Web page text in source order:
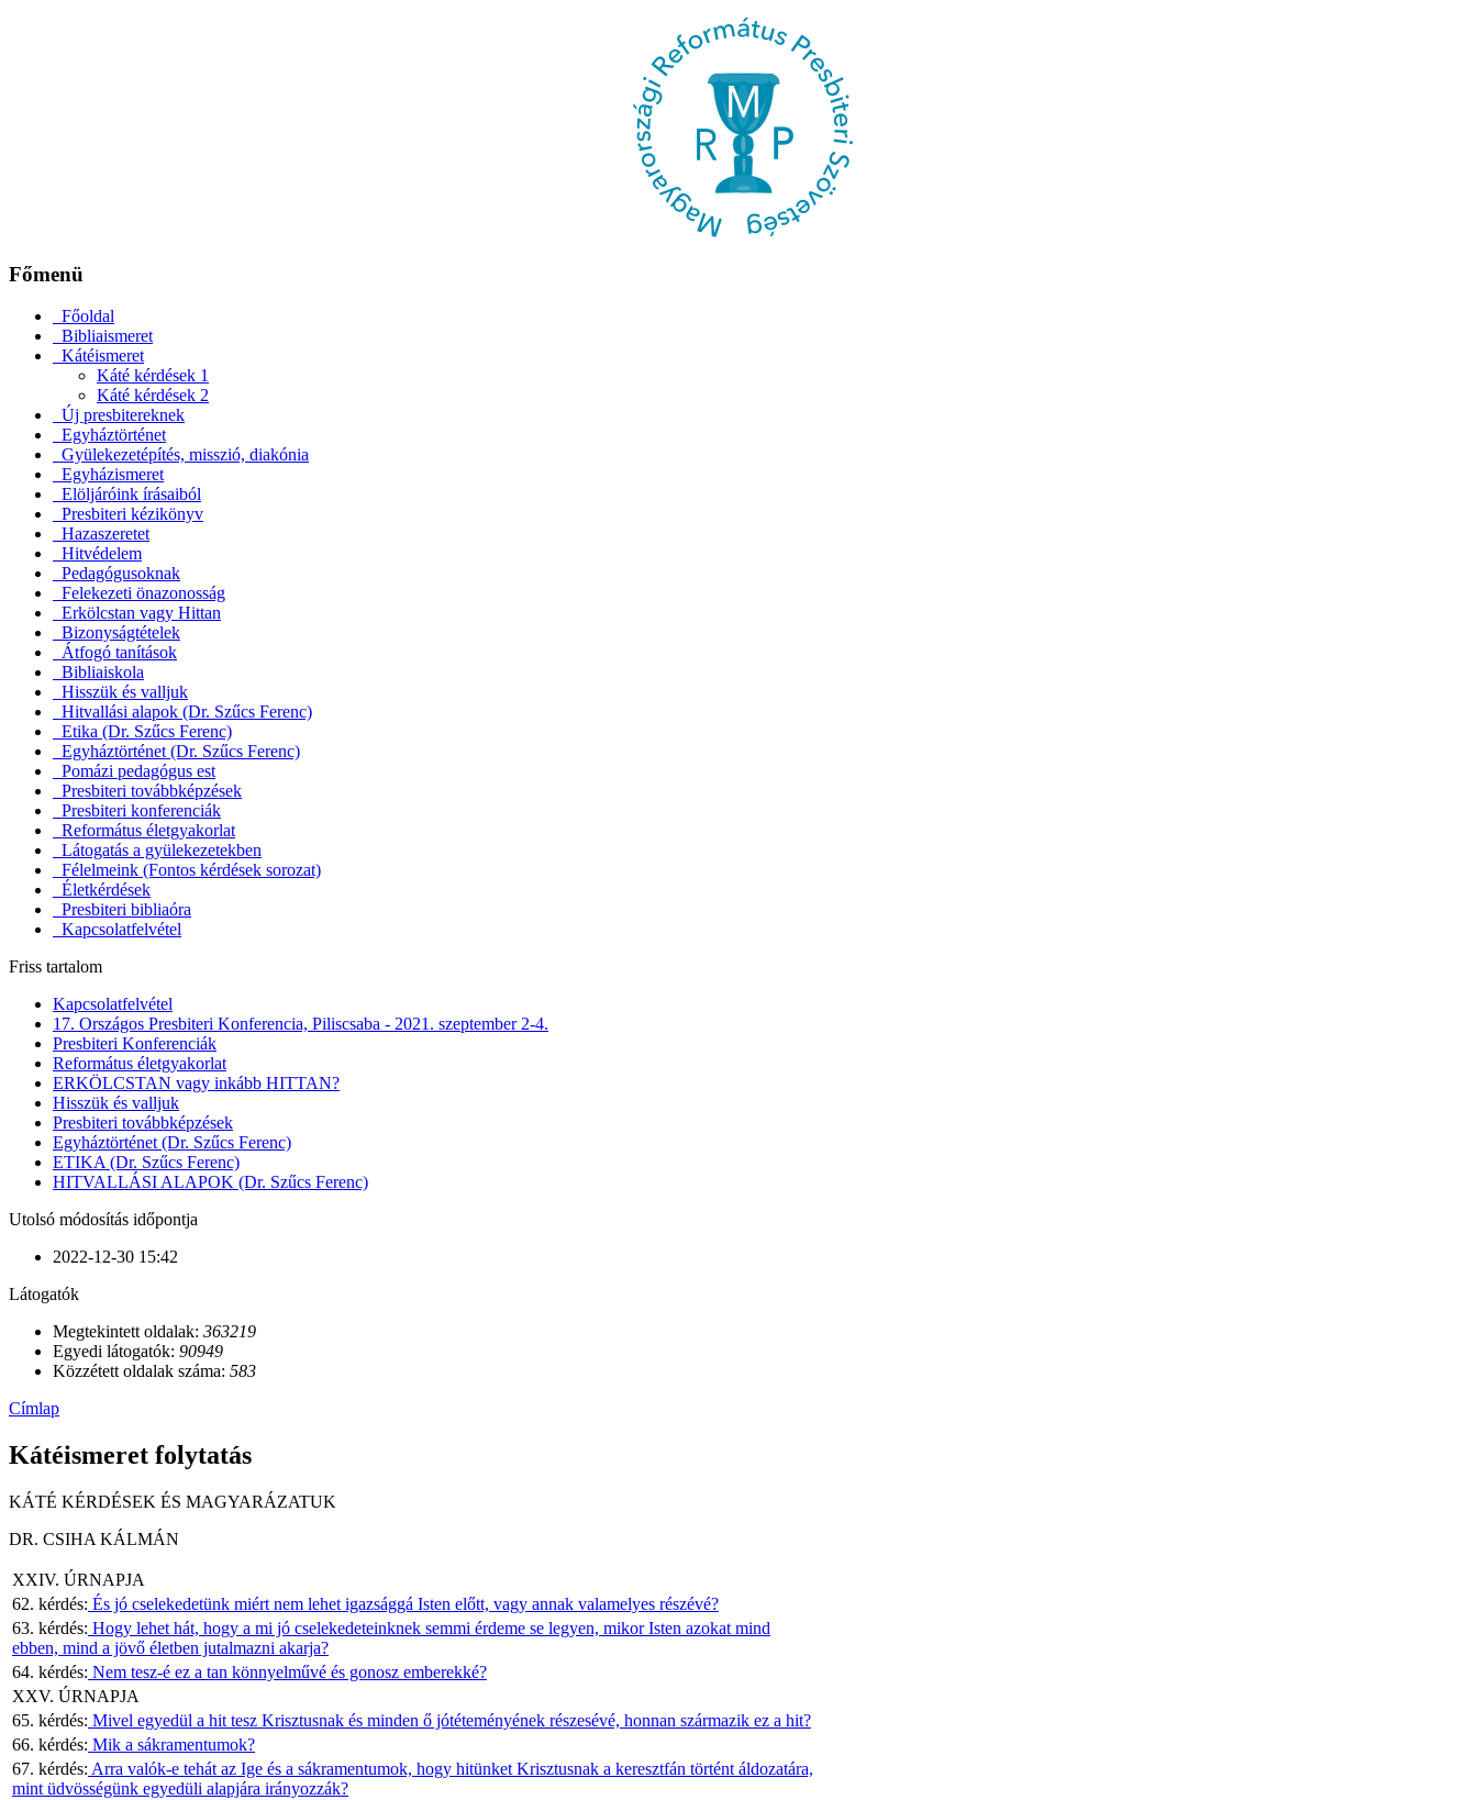
Főmenü
Főoldal
Bibliaismeret
Kátéismeret
Káté kérdések 1
Káté kérdések 2
Új presbitereknek
Egyháztörténet
Gyülekezetépítés, misszió, diakónia
Egyházismeret
Elöljáróink írásaiból
Presbiteri kézikönyv
Hazaszeretet
Hitvédelem
Pedagógusoknak
Felekezeti önazonosság
Erkölcstan vagy Hittan
Bizonyságtételek
Átfogó tanítások
Bibliaiskola
Hisszük és valljuk
Hitvallási alapok (Dr. Szűcs Ferenc)
Etika (Dr. Szűcs Ferenc)
Egyháztörténet (Dr. Szűcs Ferenc)
Pomázi pedagógus est
Presbiteri továbbképzések
Presbiteri konferenciák
Református életgyakorlat
Látogatás a gyülekezetekben
Félelmeink (Fontos kérdések sorozat)
Életkérdések
Presbiteri bibliaóra
Kapcsolatfelvétel
Friss tartalom
Kapcsolatfelvétel
17. Országos Presbiteri Konferencia, Piliscsaba - 2021. szeptember 2-4.
Presbiteri Konferenciák
Református életgyakorlat
ERKÖLCSTAN vagy inkább HITTAN?
Hisszük és valljuk
Presbiteri továbbképzések
Egyháztörténet (Dr. Szűcs Ferenc)
ETIKA (Dr. Szűcs Ferenc)
HITVALLÁSI ALAPOK (Dr. Szűcs Ferenc)
Utolsó módosítás időpontja
2022-12-30 15:42
Látogatók
Megtekintett oldalak: 363219
Egyedi látogatók: 90949
Közzétett oldalak száma: 583
Címlap
Kátéismeret folytatás
KÁTÉ KÉRDÉSEK ÉS MAGYARÁZATUK
DR. CSIHA KÁLMÁN
XXIV. ÚRNAPJA
62. kérdés: És jó cselekedetünk miért nem lehet igazsággá Isten előtt, vagy annak valamelyes részévé?
63. kérdés: Hogy lehet hát, hogy a mi jó cselekedeteinknek semmi érdeme se legyen, mikor Isten azokat mind
ebben, mind a jövő életben jutalmazni akarja?
64. kérdés: Nem tesz-é ez a tan könnyelművé és gonosz emberekké?
XXV. ÚRNAPJA
65. kérdés: Mivel egyedül a hit tesz Krisztusnak és minden ő jótéteményének részesévé, honnan származik ez a hit?
66. kérdés: Mik a sákramentumok?
67. kérdés: Arra valók-e tehát az Ige és a sákramentumok, hogy hitünket Krisztusnak a keresztfán történt áldozatára,
mint üdvösségünk egyedüli alapjára irányozzák?